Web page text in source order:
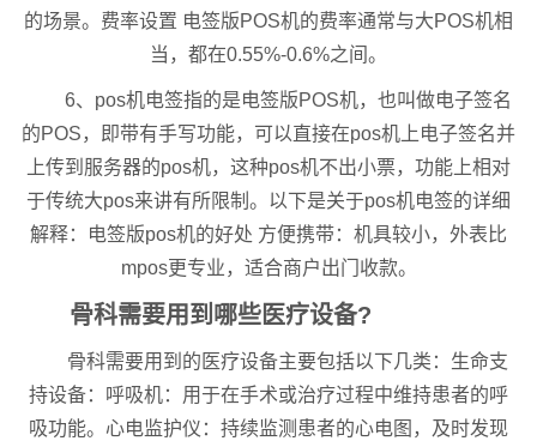
的场景。费率设置 电签版POS机的费率通常与大POS机相
当，都在0.55%-0.6%之间。
6、pos机电签指的是电签版POS机，也叫做电子签名
的POS，即带有手写功能，可以直接在pos机上电子签名并
上传到服务器的pos机，这种pos机不出小票，功能上相对
于传统大pos来讲有所限制。以下是关于pos机电签的详细
解释：电签版pos机的好处 方便携带：机具较小，外表比
mpos更专业，适合商户出门收款。
骨科需要用到哪些医疗设备?
骨科需要用到的医疗设备主要包括以下几类：生命支
持设备：呼吸机：用于在手术或治疗过程中维持患者的呼
吸功能。心电监护仪：持续监测患者的心电图，及时发现